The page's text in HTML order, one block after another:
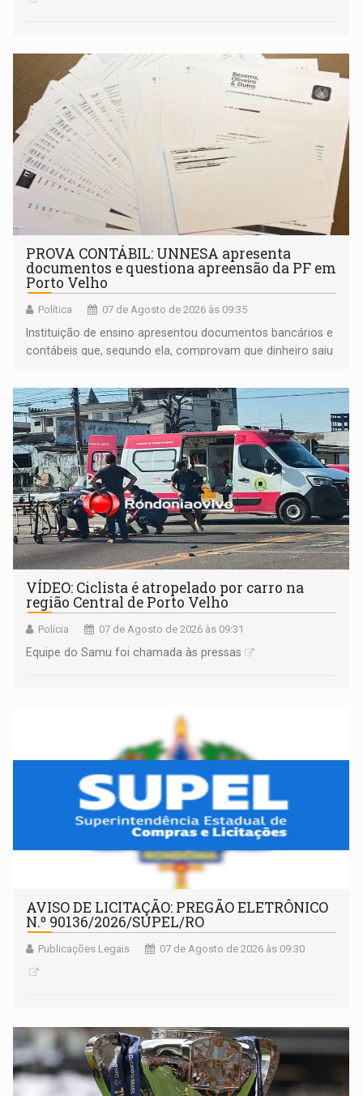
PROVA CONTÁBIL: UNNESA apresenta
documentos e questiona apreensão da PF em
Porto Velho
Política 07 de Agosto de 2026 às 09:35
Instituição de ensino apresentou documentos bancários e
contábeis que, segundo ela, comprovam que dinheiro saiu
apreendido quando já estava dentro da sede da entidade
— em pleno ano eleitoral em Rondônia
VÍDEO: Ciclista é atropelado por carro na
região Central de Porto Velho
Polícia 07 de Agosto de 2026 às 09:31
Equipe do Samu foi chamada às pressas
AVISO DE LICITAÇÃO: PREGÃO ELETRÔNICO
N.º 90136/2026/SUPEL/RO
Publicações Legais 07 de Agosto de 2026 às 09:30